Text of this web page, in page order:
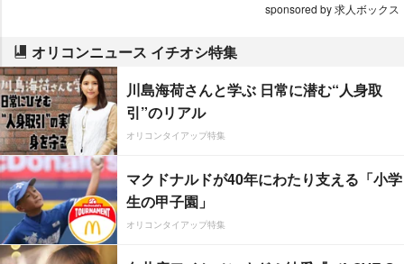
sponsored by 求人ボックス
オリコンニュース イチオシ特集
川島海荷さんと学ぶ 日常に潜む“人身取
引”のリアル
オリコンタイアップ特集
マクドナルドが40年にわたり支える「小学
生の甲子園」
オリコンタイアップ特集